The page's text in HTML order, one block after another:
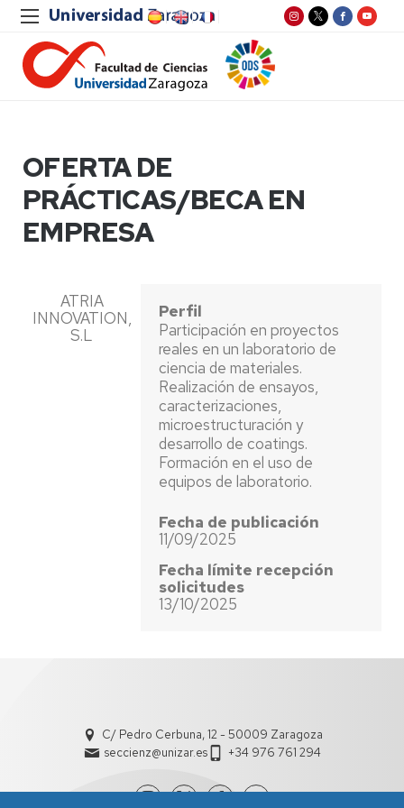
OFERTA DE
PRÁCTICAS/BECA EN
EMPRESA
ATRIA
INNOVATION,
S.L
Perfil
Participación en proyectos
reales en un laboratorio de
ciencia de materiales.
Realización de ensayos,
caracterizaciones,
microestructuración y
desarrollo de coatings.
Formación en el uso de
equipos de laboratorio.
Fecha de publicación
11/09/2025
Fecha límite recepción
solicitudes
13/10/2025
C/ Pedro Cerbuna, 12 - 50009 Zaragoza
seccienz@unizar.es
+34 976 761 294